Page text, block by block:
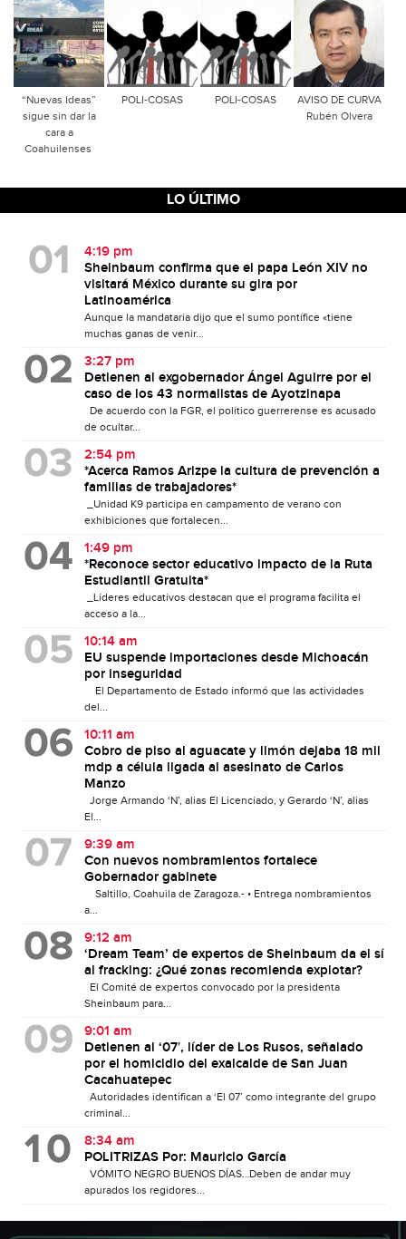
“Nuevas Ideas”
sigue sin dar la
cara a
Coahuilenses
POLI-COSAS POLI-COSAS
AVISO DE CURVA
Rubén Olvera
LO ÚLTIMO
4:19 pm
Sheinbaum confirma que el papa León XIV no
visitará México durante su gira por
Latinoamérica
Aunque la mandataria dijo que el sumo pontífice «tiene
muchas ganas de venir...
3:27 pm
Detienen al exgobernador Ángel Aguirre por el
caso de los 43 normalistas de Ayotzinapa
De acuerdo con la FGR, el político guerrerense es acusado
de ocultar...
2:54 pm
*Acerca Ramos Arizpe la cultura de prevención a
familias de trabajadores*
_Unidad K9 participa en campamento de verano con
exhibiciones que fortalecen...
1:49 pm
*Reconoce sector educativo impacto de la Ruta
Estudiantil Gratuita*
_Líderes educativos destacan que el programa facilita el
acceso a la...
10:14 am
EU suspende importaciones desde Michoacán
por inseguridad
El Departamento de Estado informó que las actividades
del...
10:11 am
Cobro de piso al aguacate y limón dejaba 18 mil
mdp a célula ligada al asesinato de Carlos
Manzo
Jorge Armando ‘N’, alias El Licenciado, y Gerardo ‘N’, alias
El...
9:39 am
Con nuevos nombramientos fortalece
Gobernador gabinete
Saltillo, Coahuila de Zaragoza.- • Entrega nombramientos
a...
9:12 am
‘Dream Team’ de expertos de Sheinbaum da el sí
al fracking: ¿Qué zonas recomienda explotar?
El Comité de expertos convocado por la presidenta
Sheinbaum para...
9:01 am
Detienen al ‘07′, líder de Los Rusos, señalado
por el homicidio del exalcalde de San Juan
Cacahuatepec
Autoridades identifican a ‘El 07’ como integrante del grupo
criminal...
8:34 am
POLITRIZAS Por: Mauricio García
VÓMITO NEGRO BUENOS DÍAS…Deben de andar muy
apurados los regidores...